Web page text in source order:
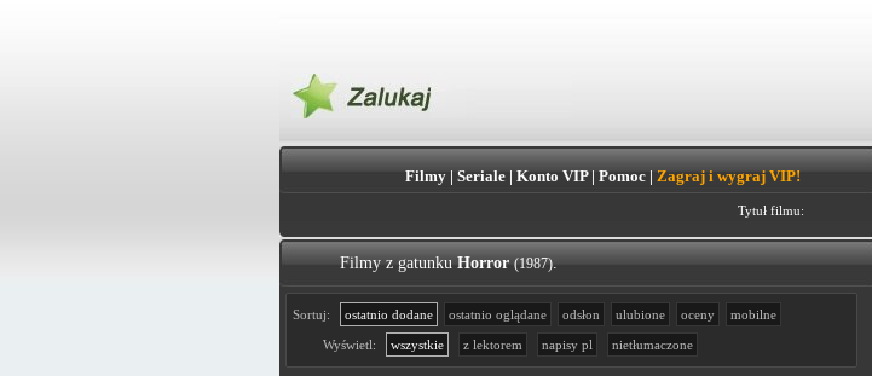
Filmy| Seriale| Konto VIP| Pomoc| Zagraj i wygraj VIP!
Tytuł filmu:
Filmy z gatunkuHorror (1987).
Sortuj: ostatnio dodane ostatnio oglądane odsłon ulubione oceny mobilne
Wyświetl: wszystkie z lektorem napisy pl nietłumaczone